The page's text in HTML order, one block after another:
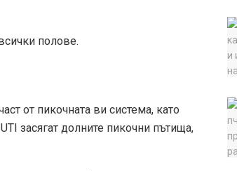
полове.
от пикочната ви система, като
засягат долните пикочни пътища,